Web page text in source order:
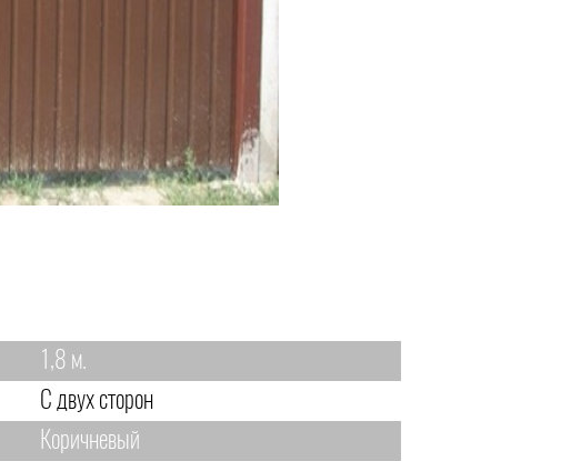
1,8 м.
С двух сторон
Коричневый